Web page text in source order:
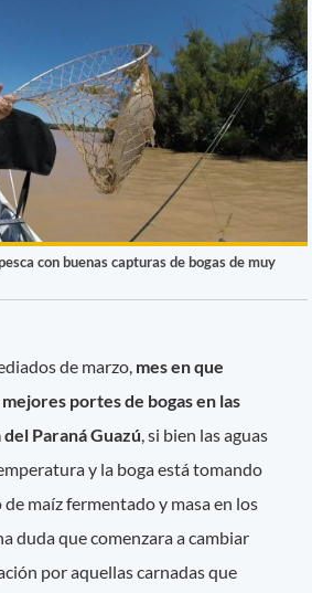
con buenas capturas de bogas de muy
de marzo, mes en que
portes de bogas en las
Paraná Guazú , si bien las aguas
y la boga está tomando
maíz fermentado y masa en los
duda que comenzara a cambiar
por aquellas carnadas que